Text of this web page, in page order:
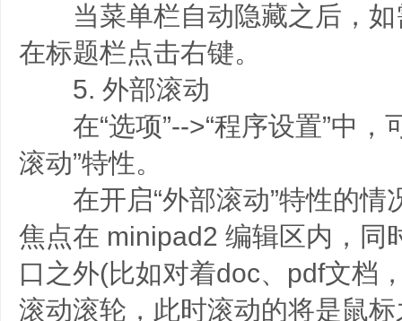
当菜单栏自动隐藏之后，如
在标题栏点击右键。
5. 外部滚动
在“选项”-->“程序设置”中，
滚动”特性。
在开启“外部滚动”特性的情
焦点在 minipad2 编辑区内，同
口之外(比如对着doc、pdf文档
滚动滚轮，此时滚动的将是鼠